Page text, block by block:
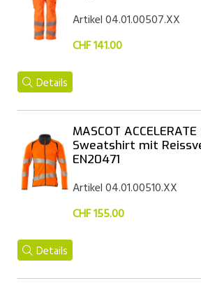
Artikel 04.01.00507.XX
CHF 141.00
Details
MASCOT ACCELERATE
Sweatshirt mit
EN20471
Artikel 04.01.00510.XX
CHF 155.00
Details